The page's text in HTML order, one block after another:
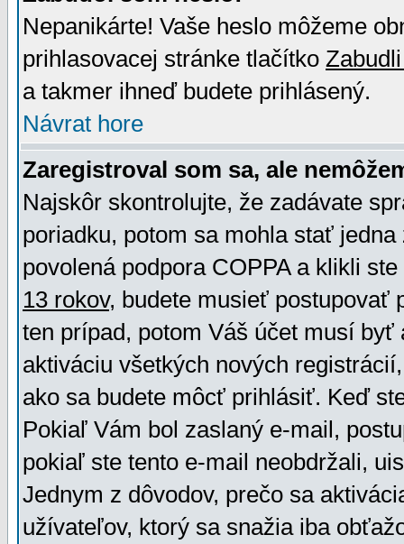
Nepanikárte! Vaše heslo môžeme
prihlasovacej stránke tlačítko
a takmer ihneď budete prihlásený.
Návrat hore
Zaregistroval som sa, ale
Najskôr skontrolujte, že zadávate
poriadku, potom sa mohla stať
povolená podpora COPPA a klikli
13 rokov, budete musieť postupovať
ten prípad, potom Váš účet musí
aktiváciu všetkých nových
ako sa budete môcť prihlásiť. Keď
Pokiaľ Vám bol zaslaný e-mail,
pokiaľ ste tento e-mail neobdržali,
Jednym z dôvodov, prečo sa
užívateľov, ktorý sa snažia iba